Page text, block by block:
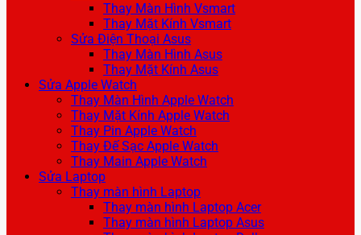
Thay Màn Hình Vsmart
Thay Mặt Kính Vsmart
Sửa Điện Thoại Asus
Thay Màn Hình Asus
Thay Mặt Kính Asus
Sửa Apple Watch
Thay Màn Hình Apple Watch
Thay Mặt Kính Apple Watch
Thay Pin Apple Watch
Thay Đế Sạc Apple Watch
Thay Main Apple Watch
Sửa Laptop
Thay màn hình Laptop
Thay màn hình Laptop Acer
Thay màn hình Laptop Asus